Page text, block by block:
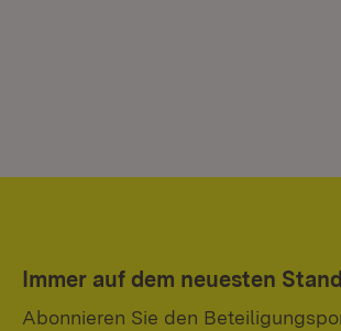
Immer auf dem neuesten Stand
Abonnieren Sie den